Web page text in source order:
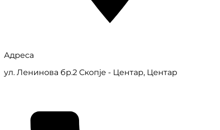
Адреса
ул. Ленинова бр.2 Скопје - Центар, Центар